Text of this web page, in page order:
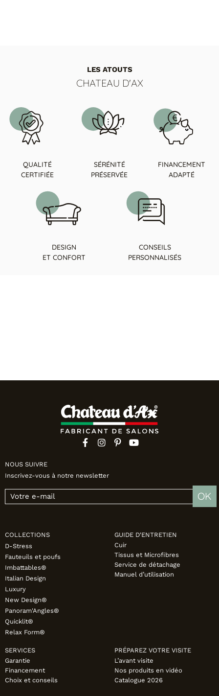
LES ATOUTS
CHATEAU D'AX
QUALITÉ
CERTIFIÉE
SÉRÉNITÉ
PRÉSERVÉE
FINANCEMENT
ADAPTÉ
DESIGN
ET CONFORT
CONSEILS
PERSONNALISÉS
NOUS SUIVRE
Inscrivez-vous à notre newsletter
OK
COLLECTIONS
D-Stress
Fauteuils et poufs
Imbattables®
Italian Design
Luxury
New Design®
Panoram'Angles®
Quicklit®
Relax Form®
GUIDE D'ENTRETIEN
Cuir
Tissus et Microfibres
Service de détachage
Manuel d’utilisation
SERVICES
Garantie
Financement
Choix et conseils
PRÉPAREZ VOTRE VISITE
L’avant visite
Nos produits en vidéo
Catalogue 2026